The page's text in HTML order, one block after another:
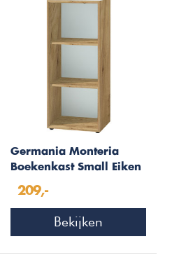
Germania Monteria
Boekenkast Small Eiken
209,-
Bekijken